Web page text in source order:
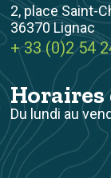
2, place Saint-
36370 Lignac
+ 33 (0)2 54
Du lundi au